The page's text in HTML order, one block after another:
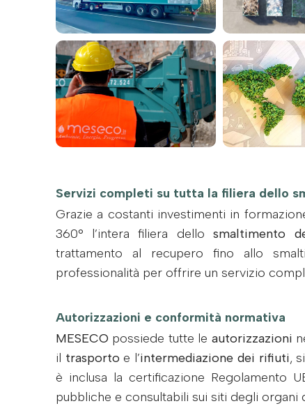
Servizi completi su tutta la filiera dello
Grazie a costanti investimenti in
360° l’intera filiera dellosmaltimento
trattamento al recupero fino allo
professionalità per offrire un servizio
Autorizzazioni e conformità normativa
MESECO possiede tutte le autorizzazioni
il trasporto e l’intermediazione dei rifiuti,
è inclusa la certificazione Regolamento
pubbliche e consultabili sui siti degli